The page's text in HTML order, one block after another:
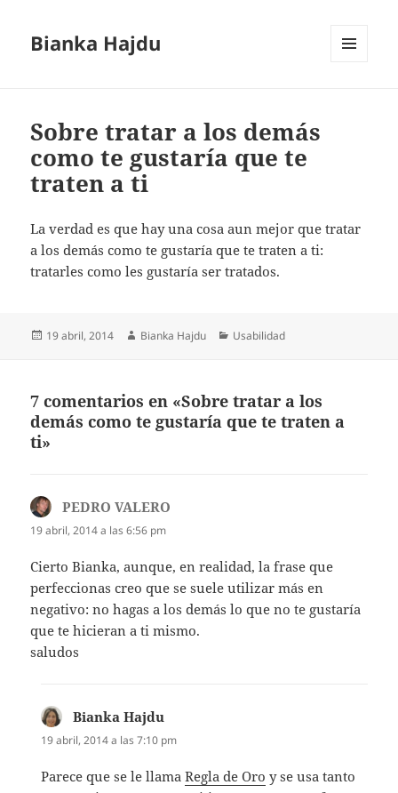
Bianka Hajdu
Sobre tratar a los demás
como te gustaría que te
traten a ti
La verdad es que hay una cosa aun mejor que tratar
a los demás como te gustaría que te traten a ti:
tratarles como les gustaría ser tratados.
Publicado
19 abril, 2014 Autor
Bianka Hajdu Categorías
Usabilidad
7 comentarios en «Sobre tratar a los
demás como te gustaría que te traten a
ti»
PEDRO VALERO
19 abril, 2014 a las 6:56 pm
Cierto Bianka, aunque, en realidad, la frase que
perfeccionas creo que se suele utilizar más en
negativo: no hagas a los demás lo que no te gustaría
que te hicieran a ti mismo.
saludos
Bianka Hajdu
19 abril, 2014 a las 7:10 pm
Parece que se le llamaRegla de Oro y se usa tanto